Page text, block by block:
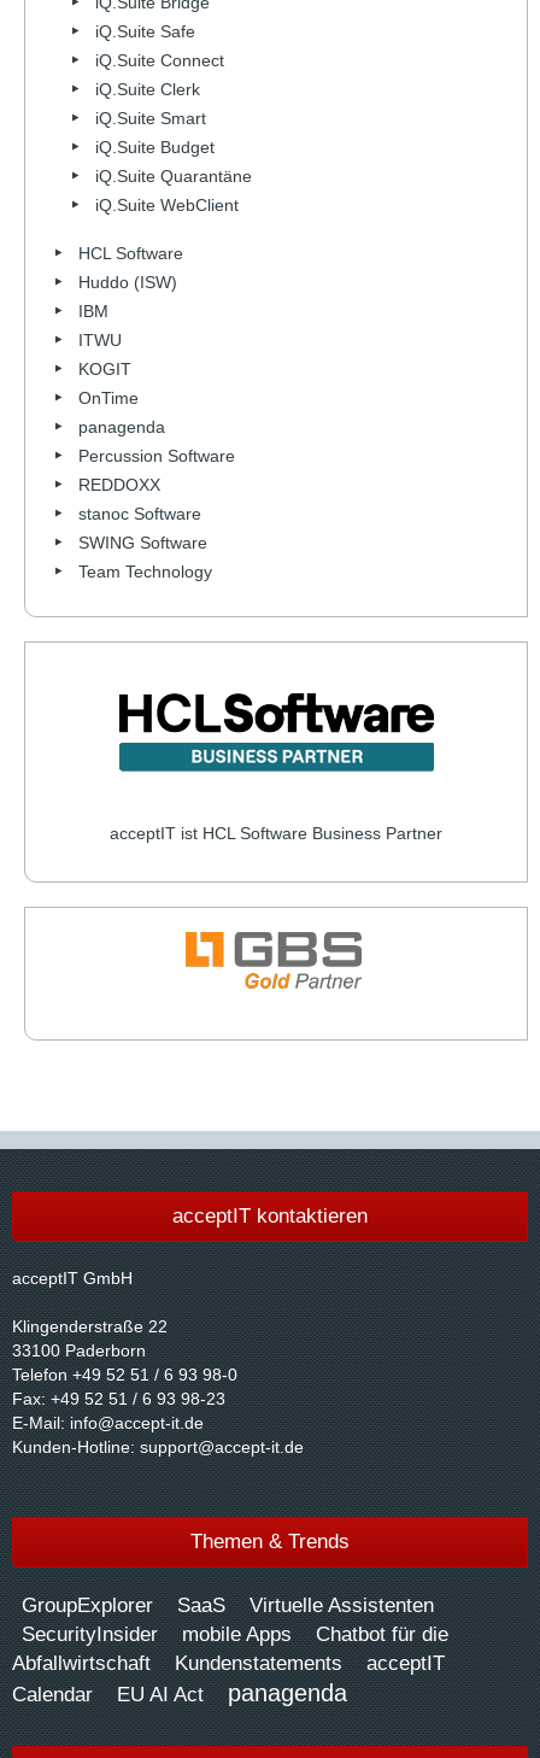
iQ.Suite Safe
iQ.Suite Connect
iQ.Suite Clerk
iQ.Suite Smart
iQ.Suite Budget
iQ.Suite Quarantäne
iQ.Suite WebClient
HCL Software
Huddo (ISW)
IBM
ITWU
KOGIT
OnTime
panagenda
Percussion Software
REDDOXX
stanoc Software
SWING Software
Team Technology
acceptIT ist HCL Software Business Partner
acceptIT kontaktieren
acceptIT GmbH
Klingenderstraße 22
33100 Paderborn
Telefon +49 52 51 / 6 93 98-0
Fax: +49 52 51 / 6 93 98-23
E-Mail: info@accept-it.de
Kunden-Hotline: support@accept-it.de
Themen & Trends
GroupExplorer SaaS
Virtuelle Assistenten
SecurityInsider
mobile Apps
Chatbot für die
Abfallwirtschaft
Kundenstatements
acceptIT
Calendar
EU AI Act panagenda